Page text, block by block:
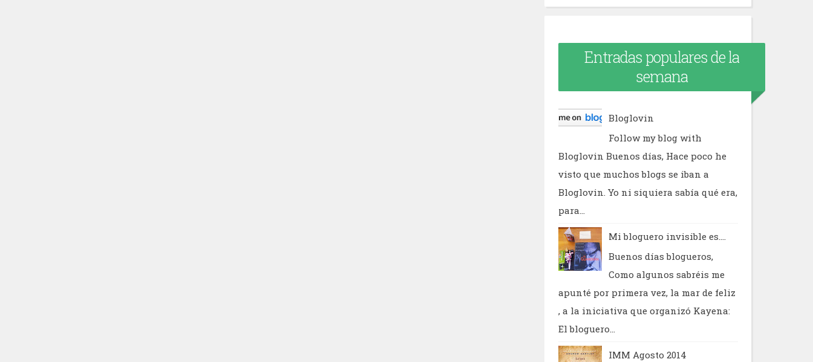
Entradas populares de la
semana
Bloglovin
Follow my blog with
Bloglovin Buenos días, Hace poco he
visto que muchos blogs se iban a
Bloglovin. Yo ni siquiera sabía qué era,
para...
Mi bloguero invisible es....
Buenos días blogueros,
Como algunos sabréis me
apunté por primera vez, la mar de feliz
, a la iniciativa que organizó Kayena:
El bloguero...
IMM Agosto 2014